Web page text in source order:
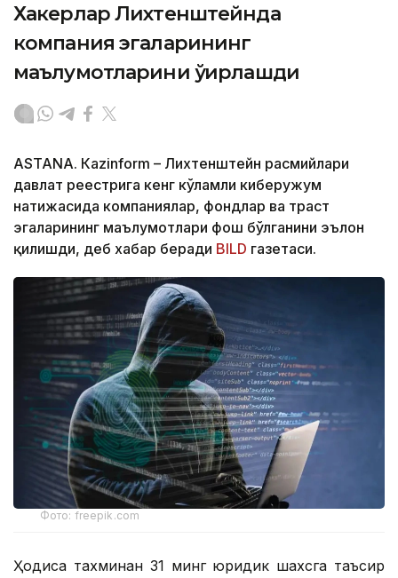
Хакерлар Лихтенштейнда
компания эгаларининг
маълумотларини ўғирлашди
ASTANА. Кazinform – Лихтенштейн расмийлари
давлат реестрига кенг кўламли киберҳужум
натижасида компаниялар, фондлар ва траст
эгаларининг маълумотлари фош бўлганини эълон
қилишди, деб хабар беради BILD газетаси.
Фото: freepik.com
Ҳодиса тахминан 31 минг юридик шахсга таъсир